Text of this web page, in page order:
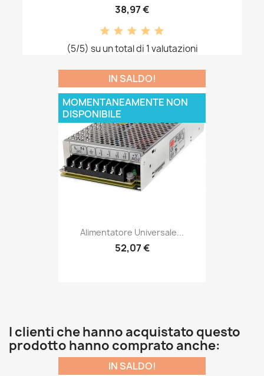
38,97 €
(5/5) su un total di 1 valutazioni
Alimentatore Universale...
52,07 €
IN SALDO!
MOMENTANEAMENTE NON
DISPONIBILE
I clienti che hanno acquistato questo
prodotto hanno comprato anche:
IN SALDO!